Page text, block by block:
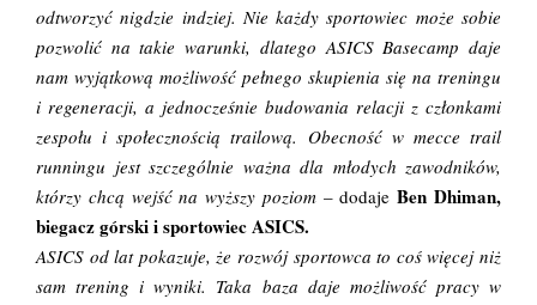
odtworzyć nigdzie indziej. Nie każdy sportowiec może sobie
pozwolić na takie warunki, dlatego ASICS Basecamp daje
nam wyjątkową możliwość pełnego skupienia się na treningu
i regeneracji, a jednocześnie budowania relacji z członkami
zespołu i społecznością trailową. Obecność w mecce trail
runningu jest szczególnie ważna dla młodych zawodników,
którzy chcą wejść na wyższy poziom– dodajeBen Dhiman,
biegacz górski i sportowiec ASICS.
ASICS od lat pokazuje, że rozwój sportowca to coś więcej niż
sam trening i wyniki. Taka baza daje możliwość pracy w